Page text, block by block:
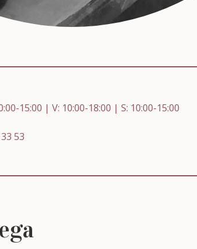
15:00 | V: 10:00-18:00 | S: 10:00-15:00
53